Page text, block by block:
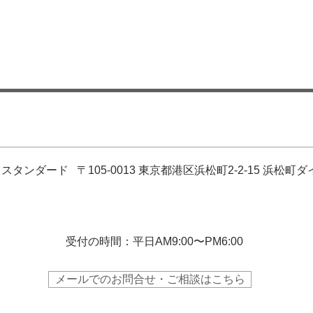
タンダード 〒105-0013 東京都港区浜松町2-2-15 浜松町ダ
​受付の時間：平日AM9:00〜PM6:00
メールでのお問合せ・ご相談はこちら